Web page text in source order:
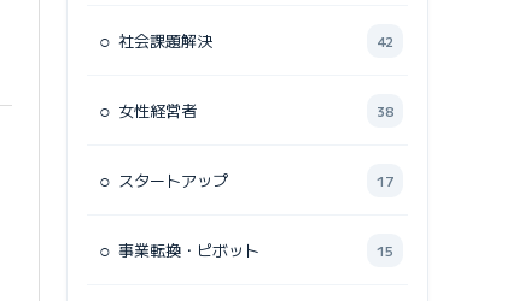
○ 社会課題解決 42
○ 女性経営者 38
○ スタートアップ 17
○ 事業転換・ピボット 15